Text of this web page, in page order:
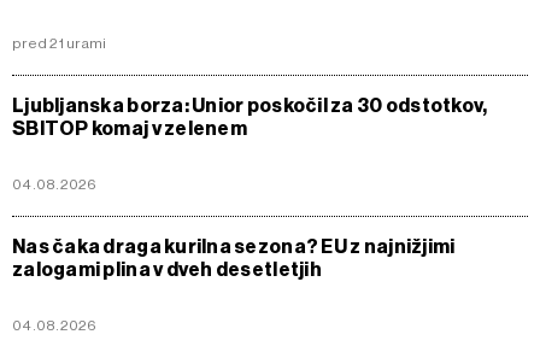
pred 21 urami
Ljubljanska borza: Unior poskočil za 30 odstotkov,
SBITOP komaj v zelenem
04.08.2026
Nas čaka draga kurilna sezona? EU z najnižjimi
zalogami plina v dveh desetletjih
04.08.2026